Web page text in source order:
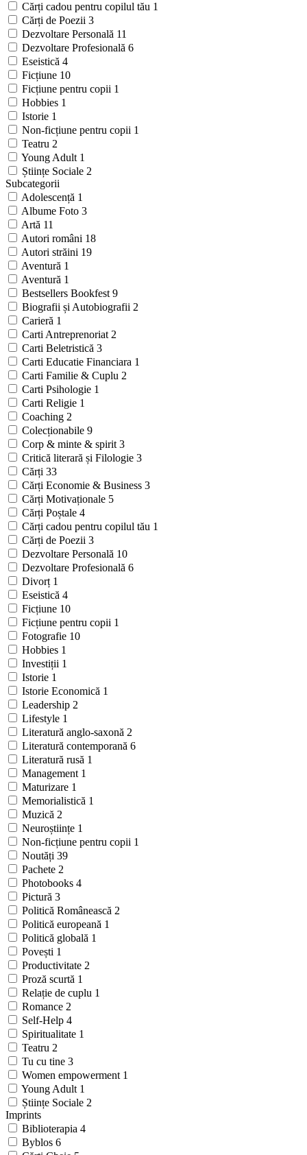
Cărți cadou pentru copilul tău 1
Cărți de Poezii 3
Dezvoltare Personală 11
Dezvoltare Profesională 6
Eseistică 4
Ficțiune 10
Ficțiune pentru copii 1
Hobbies 1
Istorie 1
Non-ficțiune pentru copii 1
Teatru 2
Young Adult 1
Științe Sociale 2
Subcategorii
Adolescență 1
Albume Foto 3
Artă 11
Autori români 18
Autori străini 19
Aventură 1
Aventură 1
Bestsellers Bookfest 9
Biografii și Autobiografii 2
Carieră 1
Carti Antreprenoriat 2
Carti Beletristică 3
Carti Educatie Financiara 1
Carti Familie & Cuplu 2
Carti Psihologie 1
Carti Religie 1
Coaching 2
Colecționabile 9
Corp & minte & spirit 3
Critică literară și Filologie 3
Cărți 33
Cărți Economie & Business 3
Cărți Motivaționale 5
Cărți Poștale 4
Cărți cadou pentru copilul tău 1
Cărți de Poezii 3
Dezvoltare Personală 10
Dezvoltare Profesională 6
Divorț 1
Eseistică 4
Ficțiune 10
Ficțiune pentru copii 1
Fotografie 10
Hobbies 1
Investiții 1
Istorie 1
Istorie Economică 1
Leadership 2
Lifestyle 1
Literatură anglo-saxonă 2
Literatură contemporană 6
Literatură rusă 1
Management 1
Maturizare 1
Memorialistică 1
Muzică 2
Neuroștiințe 1
Non-ficțiune pentru copii 1
Noutăți 39
Pachete 2
Photobooks 4
Pictură 3
Politică Românească 2
Politică europeană 1
Politică globală 1
Povești 1
Productivitate 2
Proză scurtă 1
Relație de cuplu 1
Romance 2
Self-Help 4
Spiritualitate 1
Teatru 2
Tu cu tine 3
Women empowerment 1
Young Adult 1
Științe Sociale 2
Imprints
Biblioterapia 4
Byblos 6